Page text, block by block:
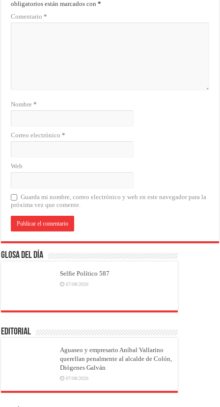
obligatorios están marcados con*
Comentario*
Nombre*
Correo electrónico*
Web
Guarda mi nombre, correo electrónico y web en este navegador para la
próxima vez que comente.
Glosa del Día
Selfie Político 587
07/08/2026
EDITORIAL
Aguaseo y empresario Aníbal Vallarino
querellan penalmente al alcalde de Colón,
Diógenes Galván
07/08/2026